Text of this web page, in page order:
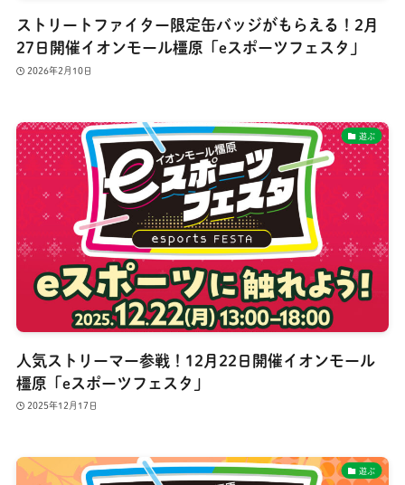
ストリートファイター限定缶バッジがもらえる！2月
27日開催イオンモール橿原「eスポーツフェスタ」
2026年2月10日
遊ぶ
人気ストリーマー参戦！12月22日開催イオンモール
橿原「eスポーツフェスタ」
2025年12月17日
遊ぶ